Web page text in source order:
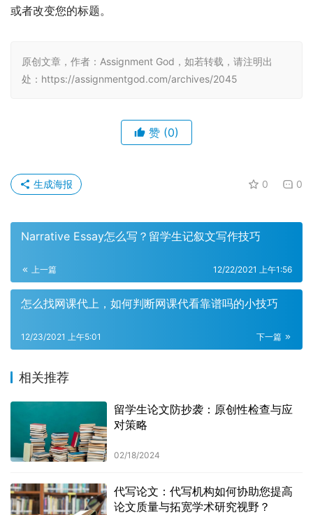
或者改变您的标题。
原创文章，作者：Assignment God，如若转载，请注明出
处：https://assignmentgod.com/archives/2045
赞 (0)
0 0
生成海报
Narrative Essay怎么写？留学生记叙文写作技巧
上一篇 12/22/2021 上午1:56
怎么找网课代上，如何判断网课代看靠谱吗的小技巧
下一篇
12/23/2021 上午5:01
相关推荐
留学生论文防抄袭：原创性检查与应
对策略
02/18/2024
代写论文：代写机构如何协助您提高
论文质量与拓宽学术研究视野？